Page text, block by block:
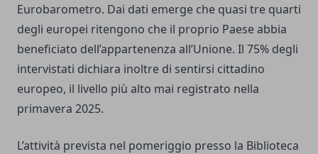
Eurobarometro. Dai dati emerge che quasi tre quarti
degli europei ritengono che il proprio Paese abbia
beneficiato dell’appartenenza all’Unione. Il 75% degli
intervistati dichiara inoltre di sentirsi cittadino
europeo, il livello più alto mai registrato nella
primavera 2025.
L’attività prevista nel pomeriggio presso la Biblioteca